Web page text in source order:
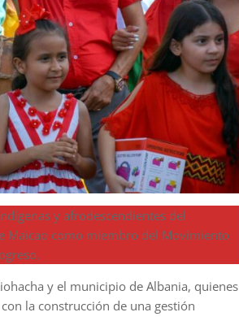
y afrodescendientes del
Maicao como miembro del Movimiento
y el municipio de Albania, quienes
la construcción de una gestión